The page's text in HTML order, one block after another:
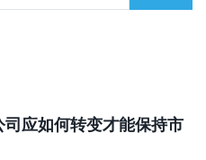
司应如何转变才能保持市